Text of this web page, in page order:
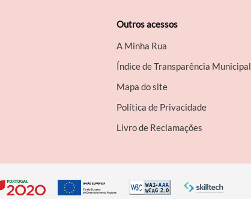
Outros acessos
A Minha Rua
Índice de Transparência Municipal
Mapa do site
Política de Privacidade
Livro de Reclamações